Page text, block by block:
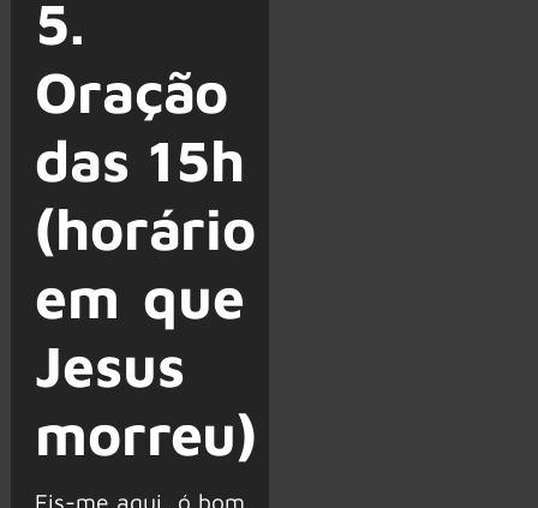
5.
Oração
das 15h
(horário
em que
Jesus
morreu)
Eis-me aqui, ó bom